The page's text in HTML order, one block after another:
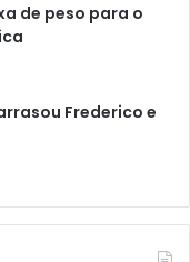
de peso para o
Frederico e